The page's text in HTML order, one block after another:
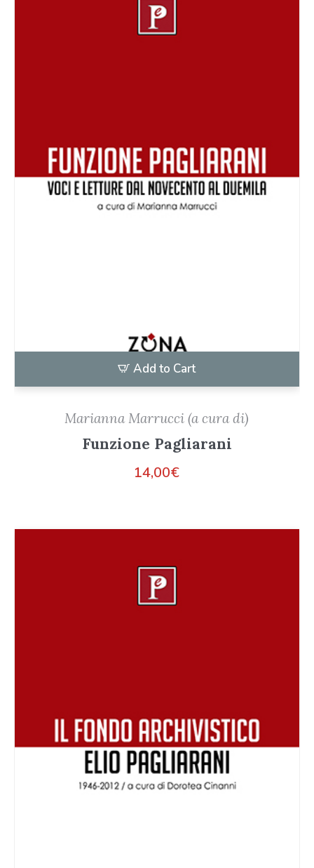
Add to Cart
Marianna Marrucci (a cura di)
Funzione Pagliarani
14,00€